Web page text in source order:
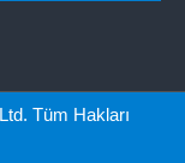
Tüm Hakları